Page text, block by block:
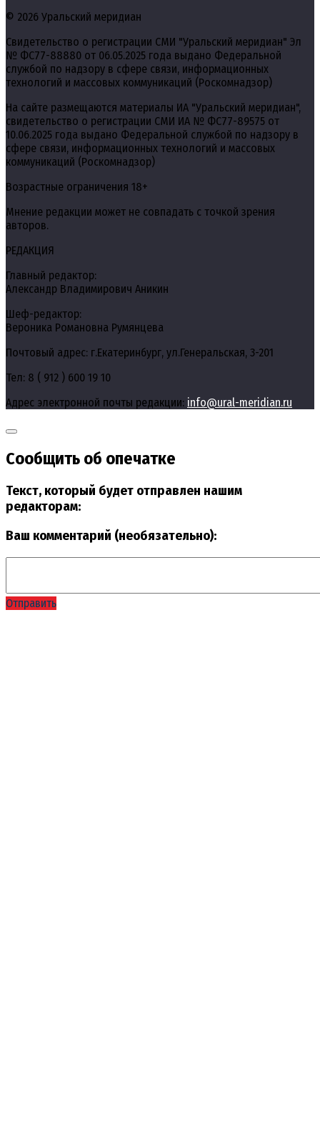
© 2026 Уральский меридиан
Свидетельство о регистрации СМИ "Уральский меридиан" Эл
№ ФС77-88880 от 06.05.2025 года выдано Федеральной
службой по надзору в сфере связи, информационных
технологий и массовых коммуникаций (Роскомнадзор)
На сайте размещаются материалы ИА "Уральский меридиан",
свидетельство о регистрации СМИ ИА № ФС77-89575 от
10.06.2025 года выдано Федеральной службой по надзору в
сфере связи, информационных технологий и массовых
коммуникаций (Роскомнадзор)
Возрастные ограничения 18+
Мнение редакции может не совпадать с точкой зрения
авторов.
РЕДАКЦИЯ
Главный редактор:
Александр Владимирович Аникин
Шеф-редактор:
Вероника Романовна Румянцева
Почтовый адрес: г.Екатеринбург, ул.Генеральская, 3-201
Тел: 8 ( 912 ) 600 19 10
Адрес электронной почты редакции: info@ural-meridian.ru
Сообщить об опечатке
Текст, который будет отправлен нашим
редакторам:
Ваш комментарий (необязательно):
Отправить